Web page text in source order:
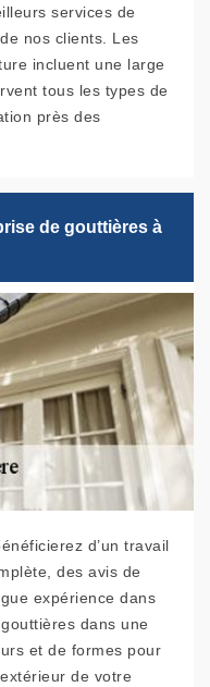
services de
nos clients. Les
incluent une large
tous les types de
près des
de gouttières à
d’un travail
des avis de
expérience dans
dans une
et de formes pour
de votre